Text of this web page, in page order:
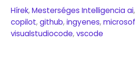
Hírek,Mesterséges Intelligencia ai
copilot,github,ingyenes,
visualstudiocode,vscode